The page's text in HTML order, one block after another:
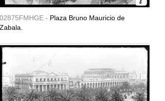
02875FMHGE - Plaza Bruno Mauricio de
Zabala.